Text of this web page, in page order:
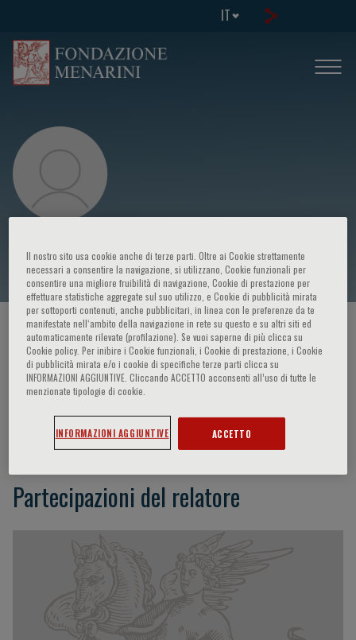
IT
Simone Longhi
HOME PAGE / CORSI ED EVENTI / RELATORE
Simone Longhi
Partecipazioni del relatore
Il nostro sito usa cookie anche di terze parti. Oltre ai Cookie strettamente
necessari a consentire la navigazione, si utilizzano, Cookie funzionali per
consentire una migliore fruibilità di navigazione, Cookie di prestazione per
effettuare statistiche aggregate sul suo utilizzo, e Cookie di pubblicità mirata
per sottoporti contenuti, anche pubblicitari, in linea con le preferenze da te
manifestate nell‘ambito della navigazione in rete su questo e su altri siti ed
automaticamente rilevate (profilazione). Se vuoi saperne di più clicca su
Cookie policy. Per inibire i Cookie funzionali, i Cookie di prestazione, i Cookie
di pubblicità mirata e/o i cookie di specifiche terze parti clicca su
INFORMAZIONI AGGIUNTIVE. Cliccando ACCETTO acconsenti all’uso di tutte le
menzionate tipologie di cookie.
INFORMAZIONI AGGIUNTIVE ACCETTO